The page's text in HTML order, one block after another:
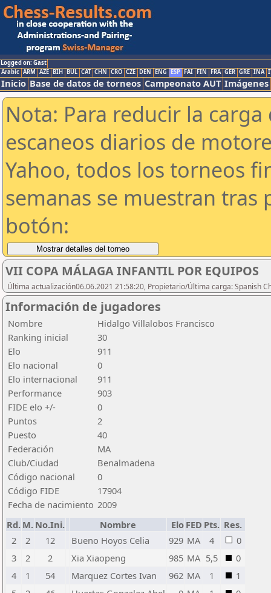
Logged on: Gast
Arabic ARM AZE BIH BUL CAT CHN CRO CZE DEN ENG ESP FAI FIN FRA GER GRE INA
Inicio Base de datos de torneos Campeonato AUT Imágenes
Nota: Para reducir la
escaneos diarios de
Yahoo, todos los torneos
semanas se muestran tras
botón:
VII COPA MÁLAGA INFANTIL POR EQUIPOS
Última actualización06.06.2021 21:58:20, Propietario/Última carga: Spanish
Información de jugadores
Nombre
Hidalgo Villalobos Francisco
Ranking inicial
30
Elo
911
Elo nacional
0
Elo internacional
911
Performance
903
FIDE elo +/-
0
Puntos
2
Puesto
40
Federación
MA
Club/Ciudad
Benalmadena
Código nacional
0
Código FIDE
17904
Fecha de nacimiento 2009
Rd. M. No.Ini. Nombre Elo FED Pts. Res.
2
2 12 Bueno Hoyos Celia 929 MA 4
0
3
2 2 Xia Xiaopeng 985 MA 5,5
0
4
1 54 Marquez Cortes Ivan 962 MA 1
1